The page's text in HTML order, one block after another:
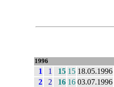
1996
1 1 15 15 18.05.1996
2
2 16 16 03.07.1996